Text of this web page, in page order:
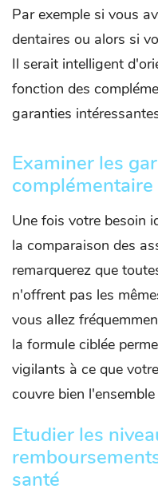
Par exemple si vous
dentaires ou alors si
Il serait intelligent
fonction des
garanties
Examiner les
complémentaire
Une fois votre besoin
la comparaison des
remarquerez que
n'offrent pas les
vous allez
la formule ciblée
vigilants à ce que
couvre bien
Etudier les
santé